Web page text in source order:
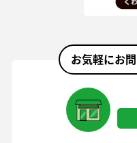
お気軽にお